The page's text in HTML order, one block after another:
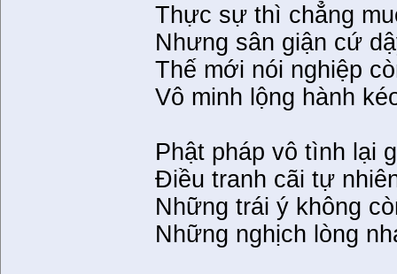
Thực sự thì chẳng
Nhưng sân giận cứ
Thế mới nói nghiệp
Vô minh lộng hành
Phật pháp vô tình lại
Điều tranh cãi tự
Những trái ý không
Những nghịch lòng